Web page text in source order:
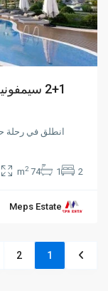
2+1 سيمفونية الأناقة عند سفوح جبال ألسانجاك ...
انطلق في رحلة
2
1
74 m
2
Meps Estate
1
2